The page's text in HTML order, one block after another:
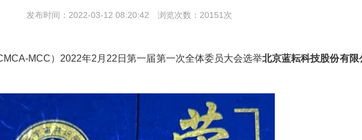
发布时间：2022-03-12 08:20:42 浏览次数：20151次
MCC）2022年2月22日第一届第一次全体委员大会选举北京蓝耘科技股份有